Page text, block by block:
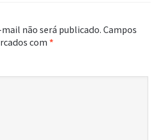
não será publicado.Campos
com*